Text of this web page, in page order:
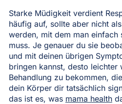
Starke Müdigkeit verdient
häufig auf, sollte aber nicht
werden, mit dem man einfach
muss. Je genauer du sie
und mit deinen übrigen
bringen kannst, desto leichter
Behandlung zu bekommen,
dein Körper dir tatsächlich
das ist es, was mama health